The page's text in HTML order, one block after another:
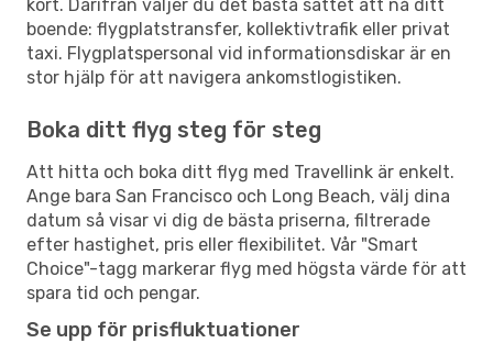
kort. Därifrån väljer du det bästa sättet att nå ditt
boende: flygplatstransfer, kollektivtrafik eller privat
taxi. Flygplatspersonal vid informationsdiskar är en
stor hjälp för att navigera ankomstlogistiken.
Boka ditt flyg steg för steg
Att hitta och boka ditt flyg med Travellink är enkelt.
Ange bara San Francisco och Long Beach, välj dina
datum så visar vi dig de bästa priserna, filtrerade
efter hastighet, pris eller flexibilitet. Vår "Smart
Choice"-tagg markerar flyg med högsta värde för att
spara tid och pengar.
Se upp för prisfluktuationer